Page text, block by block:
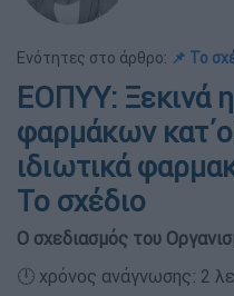
Ενότητες στο άρθρο: 📌 Το
ΕΟΠΥΥ: Ξεκινά
φαρμάκων
ιδιωτικά
Το σχέδιο
Ο σχεδιασμός του
🕛 χρόνος ανάγνωσης: 2